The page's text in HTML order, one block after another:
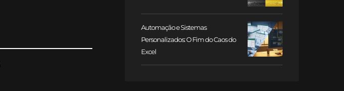
Automação e Sistemas
Personalizados: O Fim do Caos do
Excel